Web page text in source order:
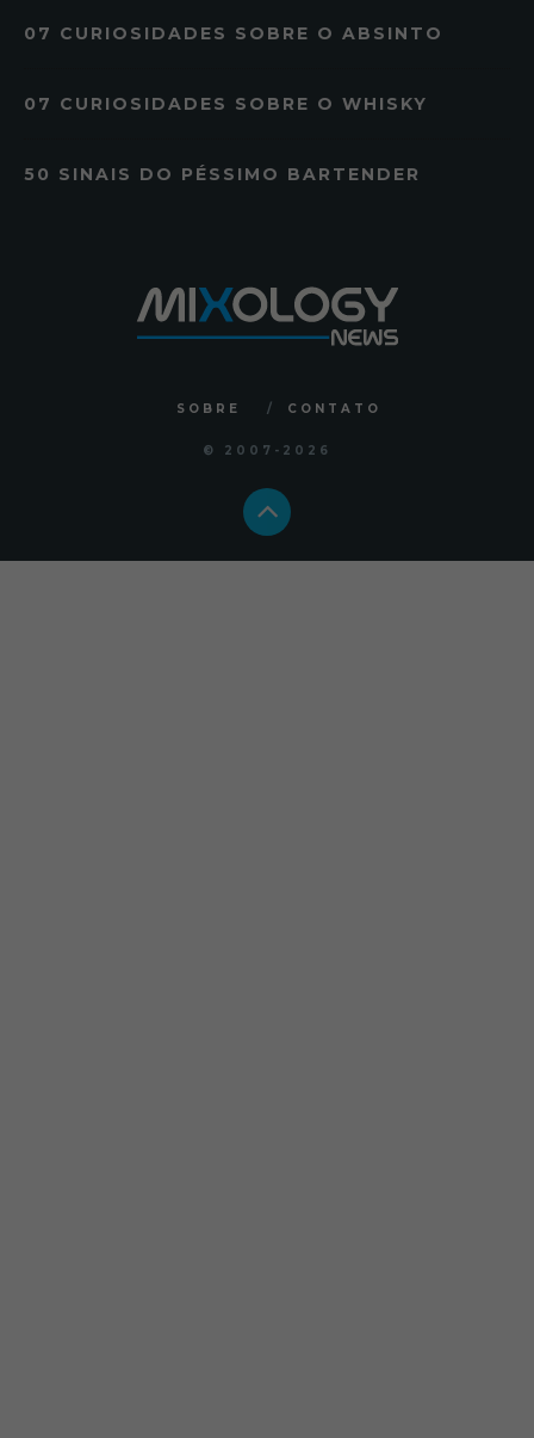
07 CURIOSIDADES SOBRE O ABSINTO
07 CURIOSIDADES SOBRE O WHISKY
50 SINAIS DO PÉSSIMO BARTENDER
SOBRE CONTATO
© 2007 -2026